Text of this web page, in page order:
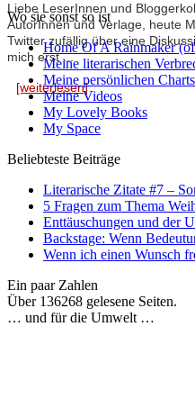
Liebe LeserInnen und
AutorInnen und Verlage, heute
Twitter zufällig über eine
mich erst ...
[weiterlesen]
Wo sie sonst so ist
Home Of A Rainmaker
Meine literarischen
Meine persönlichen Charts
Meine Videos
My Lovely Books
My Space
Beliebteste Beiträge
Literarische Zitate #7 –
5 Fragen zum Thema
Enttäuschungen und der
Backstage: Wenn
Wenn ich einen Wunsch
Ein paar Zahlen
Über 136268 gelesene Seiten.
… und für die Umwelt …